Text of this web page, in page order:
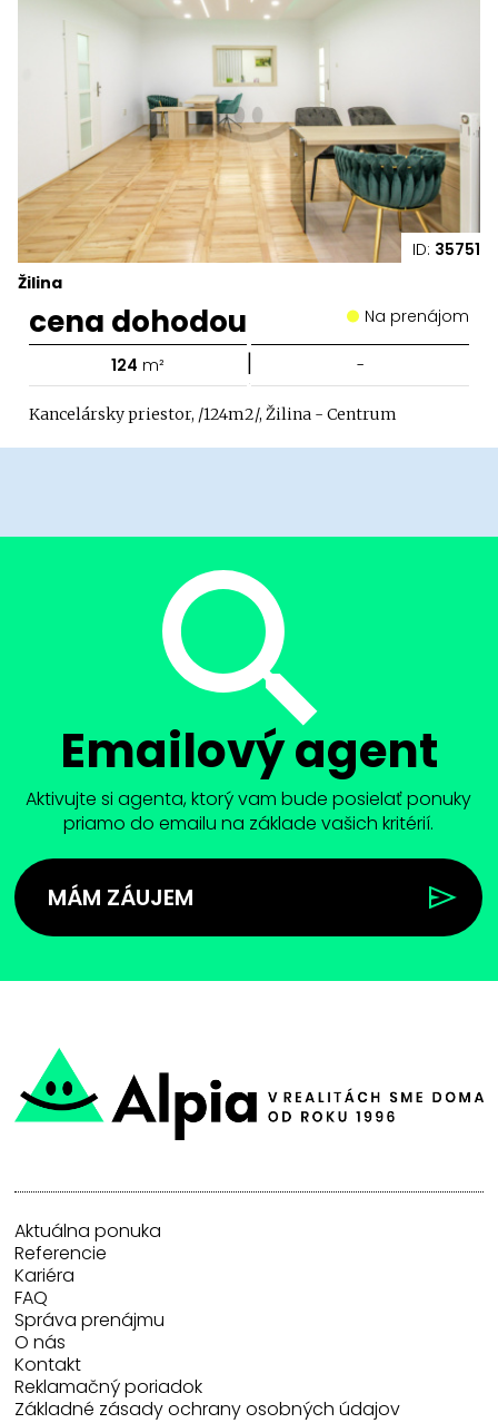
ID: 35751
Žilina
cena dohodou Na prenájom
124 m² | -
Kancelársky priestor, /124m2/, Žilina - Centrum
Emailový agent
Aktivujte si agenta, ktorý vam bude posielať ponuky
priamo do emailu na základe vašich kritérií.
MÁM ZÁUJEM
Aktuálna ponuka
Referencie
Kariéra
FAQ
Správa prenájmu
O nás
Kontakt
Reklamačný poriadok
Základné zásady ochrany osobných údajov